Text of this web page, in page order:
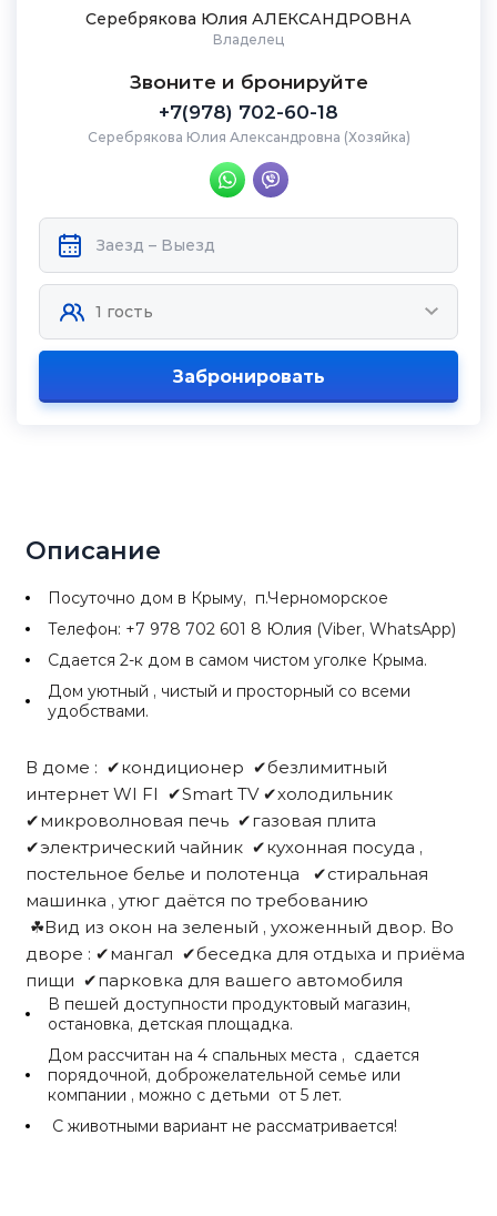
Серебрякова Юлия АЛЕКСАНДРОВНА
Владелец
Звоните и бронируйте
+7(978) 702-60-18
Серебрякова Юлия Александровна (Хозяйка)
Забронировать
Описание
Посуточно дом в Крыму, п.Черноморское
Телефон: +7 978 702 601 8 Юлия (Viber, WhatsApp)
Сдается 2-к дом в самом чистом уголке Крыма.
Дом уютный , чистый и просторный со всеми
удобствами.
В доме : ✔кондиционер ✔безлимитный
интернет WI FI ✔Smart TV ✔холодильник
✔микроволновая печь ✔газовая плита
✔электрический чайник ✔кухонная посуда ,
постельное белье и полотенца ✔стиральная
машинка , утюг даётся по требованию
☘Вид из окон на зеленый , ухоженный двор. Во
дворе : ✔мангал ✔беседка для отдыха и приёма
пищи ✔парковка для вашего автомобиля
В пешей доступности продуктовый магазин,
остановка, детская площадка.
Дом рассчитан на 4 спальных места , сдается
порядочной, доброжелательной семье или
компании , можно с детьми от 5 лет.
С животными вариант не рассматривается!